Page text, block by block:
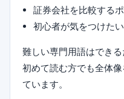
証券会社を比較する
初心者が気をつけた
難しい専門用語はできる
初めて読む方でも全体
ています。